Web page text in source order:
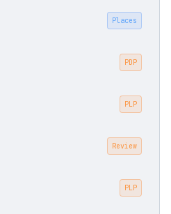
Places
PDP
PLP
Review
PLP